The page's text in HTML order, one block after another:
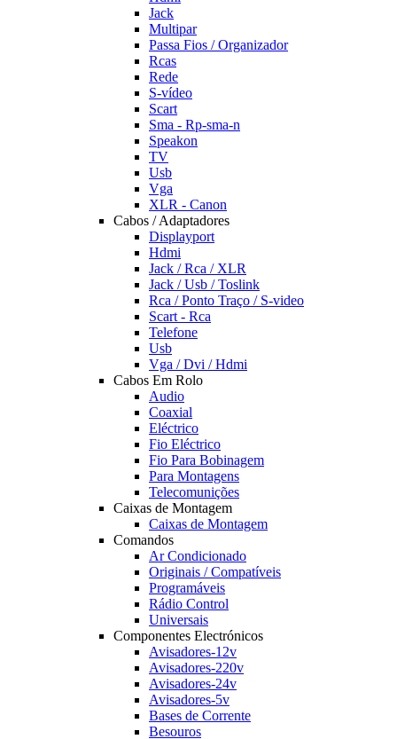
Jack
Multipar
Passa Fios / Organizador
Rcas
Rede
S-vídeo
Scart
Sma - Rp-sma-n
Speakon
TV
Usb
Vga
XLR - Canon
Cabos / Adaptadores
Displayport
Hdmi
Jack / Rca / XLR
Jack / Usb / Toslink
Rca / Ponto Traço / S-video
Scart - Rca
Telefone
Usb
Vga / Dvi / Hdmi
Cabos Em Rolo
Audio
Coaxial
Eléctrico
Fio Eléctrico
Fio Para Bobinagem
Para Montagens
Telecomunições
Caixas de Montagem
Caixas de Montagem
Comandos
Ar Condicionado
Originais / Compatíveis
Programáveis
Rádio Control
Universais
Componentes Electrónicos
Avisadores-12v
Avisadores-220v
Avisadores-24v
Avisadores-5v
Bases de Corrente
Besouros